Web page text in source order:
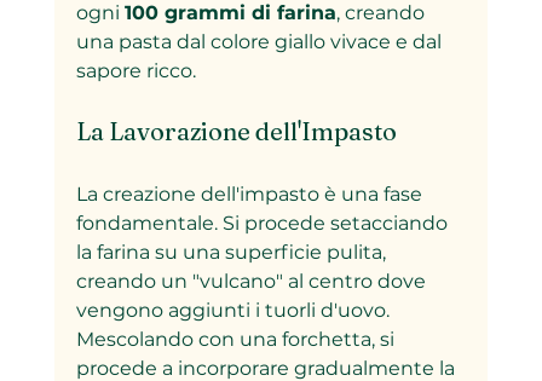
ogni 100 grammi di farina, creando
una pasta dal colore giallo vivace e dal
sapore ricco.
La Lavorazione dell'Impasto
La creazione dell'impasto è una fase
fondamentale. Si procede setacciando
la farina su una superficie pulita,
creando un "vulcano" al centro dove
vengono aggiunti i tuorli d'uovo.
Mescolando con una forchetta, si
procede a incorporare gradualmente la